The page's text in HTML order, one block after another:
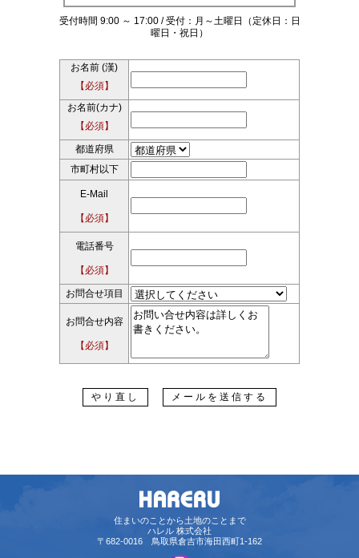
受付時間 9:00 ～ 17:00 / 受付：月～土曜日（定休日：日
曜日・祝日）
お名前 (漢)
【必須】
お名前(カナ)
【必須】
都道府県
市町村以下
E-Mail
【必須】
電話番号
【必須】
お問合せ項目
お問合せ内容
【必須】
住まいのことから土地のことまで
ハレル 株式会社
〒682-0016 鳥取県倉吉市海田西町1-162